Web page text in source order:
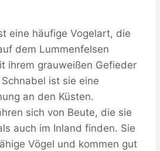
eine häufige Vogelart, die
dem Lummenfelsen
ihrem grauweißen Gefieder
ist sie eine
an den Küsten.
sich von Beute, die sie
auch im Inland finden. Sie
Vögel und kommen gut